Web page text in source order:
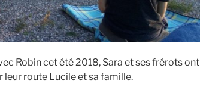
Robin cet été 2018, Sara et ses frérots ont
leur route Lucile et sa famille.